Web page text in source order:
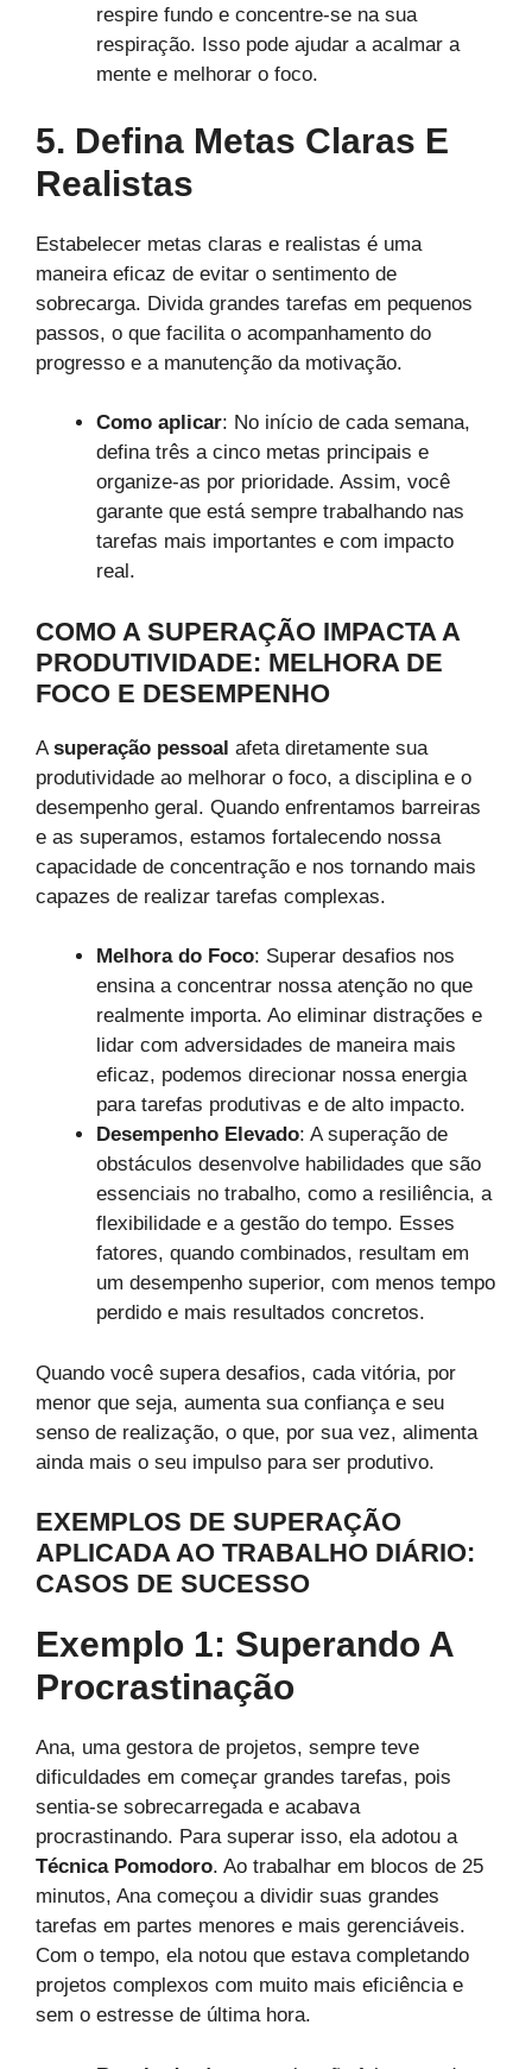
respire fundo e concentre-se na sua
respiração. Isso pode ajudar a acalmar a
mente e melhorar o foco.
5. Defina Metas Claras E
Realistas
Estabelecer metas claras e realistas é uma
maneira eficaz de evitar o sentimento de
sobrecarga. Divida grandes tarefas em pequenos
passos, o que facilita o acompanhamento do
progresso e a manutenção da motivação.
Como aplicar: No início de cada semana,
defina três a cinco metas principais e
organize-as por prioridade. Assim, você
garante que está sempre trabalhando nas
tarefas mais importantes e com impacto
real.
COMO A SUPERAÇÃO IMPACTA A
PRODUTIVIDADE: MELHORA DE
FOCO E DESEMPENHO
A superação pessoal afeta diretamente sua
produtividade ao melhorar o foco, a disciplina e o
desempenho geral. Quando enfrentamos barreiras
e as superamos, estamos fortalecendo nossa
capacidade de concentração e nos tornando mais
capazes de realizar tarefas complexas.
Melhora do Foco: Superar desafios nos
ensina a concentrar nossa atenção no que
realmente importa. Ao eliminar distrações e
lidar com adversidades de maneira mais
eficaz, podemos direcionar nossa energia
para tarefas produtivas e de alto impacto.
Desempenho Elevado: A superação de
obstáculos desenvolve habilidades que são
essenciais no trabalho, como a resiliência, a
flexibilidade e a gestão do tempo. Esses
fatores, quando combinados, resultam em
um desempenho superior, com menos tempo
perdido e mais resultados concretos.
Quando você supera desafios, cada vitória, por
menor que seja, aumenta sua confiança e seu
senso de realização, o que, por sua vez, alimenta
ainda mais o seu impulso para ser produtivo.
EXEMPLOS DE SUPERAÇÃO
APLICADA AO TRABALHO DIÁRIO:
CASOS DE SUCESSO
Exemplo 1: Superando A
Procrastinação
Ana, uma gestora de projetos, sempre teve
dificuldades em começar grandes tarefas, pois
sentia-se sobrecarregada e acabava
procrastinando. Para superar isso, ela adotou a
Técnica Pomodoro. Ao trabalhar em blocos de 25
minutos, Ana começou a dividir suas grandes
tarefas em partes menores e mais gerenciáveis.
Com o tempo, ela notou que estava completando
projetos complexos com muito mais eficiência e
sem o estresse de última hora.